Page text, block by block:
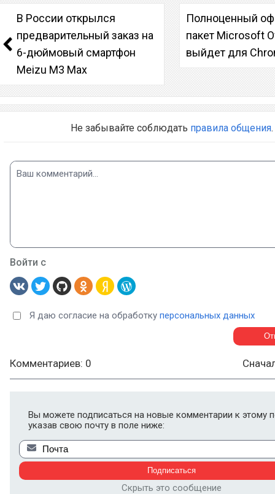
В России открылся
предварительный заказ на
6-дюймовый смартфон
Meizu M3 Max
Полноценный
пакет Microsoft
выйдет для
Не забывайте соблюдать правила общения.
Войти с
Я даю согласие на обработку персональных данных
Комментариев: 0
Вы можете подписаться на новые комментарии к этому
указав свою почту в поле ниже:
Скрыть это сообщение